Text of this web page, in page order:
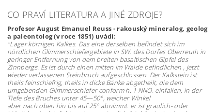
CO PRAVÍ LITERATURA A JINÉ ZDROJE?
Profesor August Emanuel Reuss - rakouský mineralog, geolog
a paleontolog (v roce 1851) uvádí:
"Lager körnigen Kalkes. Das eine derselben befindet sich im
nördlichen Glimmerschiefergebiete in SW. des Dorfes Oberreuth in
geringer Entfernung von dem breiten basaltischen Gipfel des
Zinnbergs. Es ist durch einen mitten im Walde befindlichen , jetzt
wieder verlassenen Steinbruch aufgeschlossen. Der Kalkstein ist
theils feinschiefrig, theils in dicke Bänke abgetheilt, die dem
umgebenden Glimmerschiefer conform h. 1 NNO. einfallen, in der
Tiefe des Bruches unter 45—50°, welcher Winkel
aber nach oben hin bis auf 25° abnimmt. er ist graulich- oder